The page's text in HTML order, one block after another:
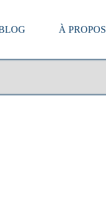
À PROPOS